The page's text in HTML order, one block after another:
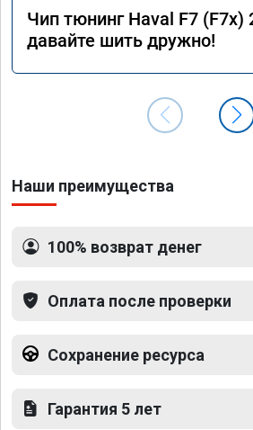
Чип тюнинг Haval F7 (F7x)
давайте шить дружно!
Наши преимущества
100% возврат денег
Оплата после проверки
Сохранение ресурса
Гарантия 5 лет